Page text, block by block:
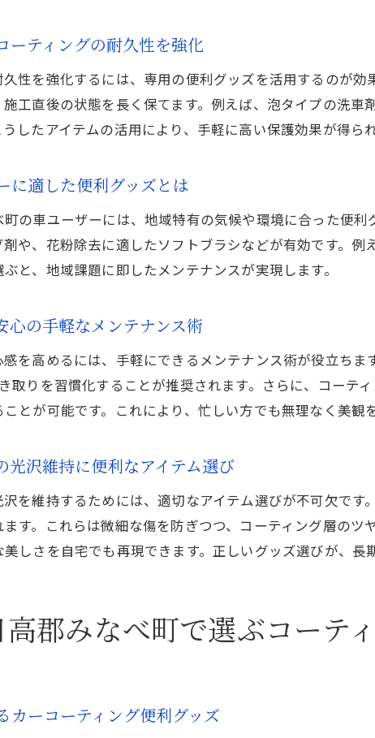
口コミで人気のカーコーテ
手軽さと耐久性を両立する
専門店も推奨するカーコー
車種や使用環境別のグッズ
コーティング後のメンテナンス
便利グッズ活用で洗車の手
和歌山県の気候に合わせた
コーティングの持続力を高
カーコーティングの季節
和歌山の天候変化に強い
梅雨や夏場にも役立つカー
ーティングの耐久性を強化
性を強化するには、専用の便利グッズを活用するのが
工直後の状態を長く保てます。例えば、泡タイプの洗
したアイテムの活用により、手軽に高い保護効果が得ら
に適した便利グッズとは
の車ユーザーには、地域特有の気候や環境に合った便
や、花粉除去に適したソフトブラシなどが有効です。
と、地域課題に即したメンテナンスが実現します。
心の手軽なメンテナンス術
を高めるには、手軽にできるメンテナンス術が役立ち
取りを習慣化することが推奨されます。さらに、コーテ
とが可能です。これにより、忙しい方でも無理なく美観
光沢維持に便利なアイテム選び
を維持するためには、適切なアイテム選びが不可欠で
す。これらは微細な傷を防ぎつつ、コーティング層の
しさを自宅でも再現できます。正しいグッズ選びが、長
郡みなべ町で選ぶコーテ
カーコーティング便利グッズ